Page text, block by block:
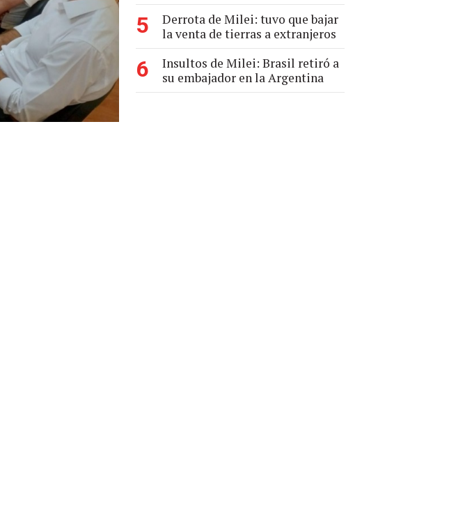
5
Derrota de Milei: tuvo que bajar
la venta de tierras a extranjeros
6
Insultos de Milei: Brasil retiró a
su embajador en la Argentina